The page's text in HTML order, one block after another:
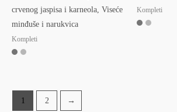
crvenog jaspisa i karneola, Viseće
minđuše i narukvica
Kompleti
Kompleti
1 2 →